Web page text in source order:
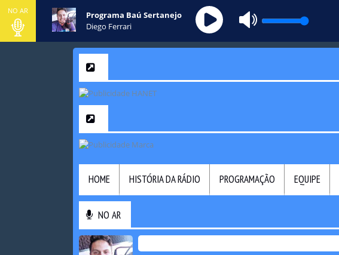
NO AR
Programa Baú Sertanejo
Diego Ferrari
HOME HISTÓRIA DA RÁDIO PROGRAMAÇÃO EQUIPE
NO AR